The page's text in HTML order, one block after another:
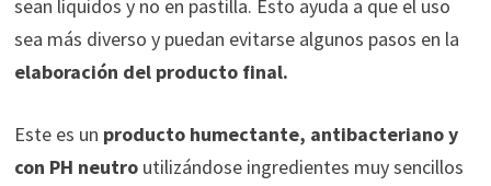
sean líquidos y no en pastilla. Esto ayuda a que el uso
sea más diverso y puedan evitarse algunos pasos en la
elaboración del producto final.
Este es un producto humectante, antibacteriano y
con PH neutroutilizándose ingredientes muy sencillos